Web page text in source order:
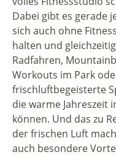
Dabei gibt es gerade
sich auch ohne
halten und
Radfahren,
Workouts im Park
frischluftbegeisterte
die warme Jahreszeit
können. Und das zu
der frischen Luft
auch besondere